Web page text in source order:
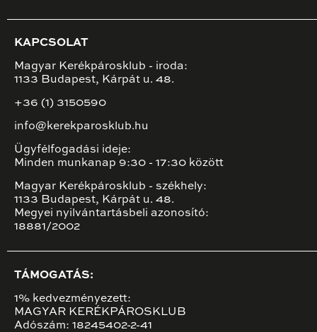
KAPCSOLAT
Magyar Kerékpárosklub - iroda:
1133 Budapest, Kárpát u. 48.
+36 (1) 3150590
info@kerekparosklub.hu
Ügyfélfogadási ideje:
Minden munkanap 9:30 - 17:30 között
Magyar Kerékpárosklub - székhely:
1133 Budapest, Kárpát u. 48.
Megyei nyilvántartásbeli azonosító:
18881/2002
TÁMOGATÁS:
1% kedvezményezett:
MAGYAR KERÉKPÁROSKLUB
Adószám: 18245402-2-41